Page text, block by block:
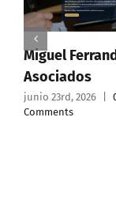
Miguel
Asociados
junio 23rd, 2026
Comments